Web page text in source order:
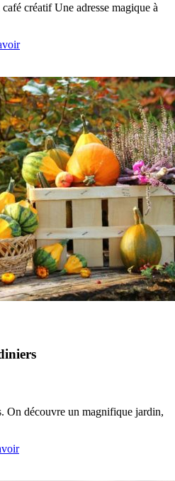
créatif Une adresse magique à
On découvre un magnifique jardin,